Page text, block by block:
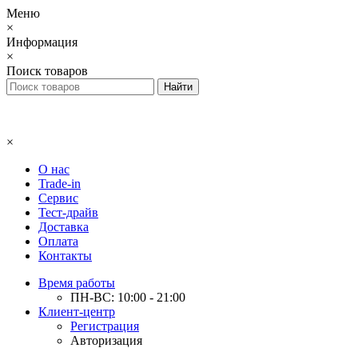
Меню
×
Информация
×
Поиск товаров
×
О нас
Trade-in
Сервис
Тест-драйв
Доставка
Оплата
Контакты
Время работы
ПН-ВС: 10:00 - 21:00
Клиент-центр
Регистрация
Авторизация